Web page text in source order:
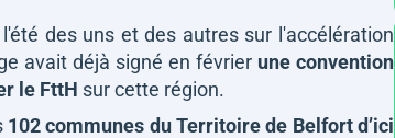
des uns et des autres sur l'accélération
avait déjà signé en février une convention
le FttH sur cette région.
102 communes du Territoire de Belfort d’ici